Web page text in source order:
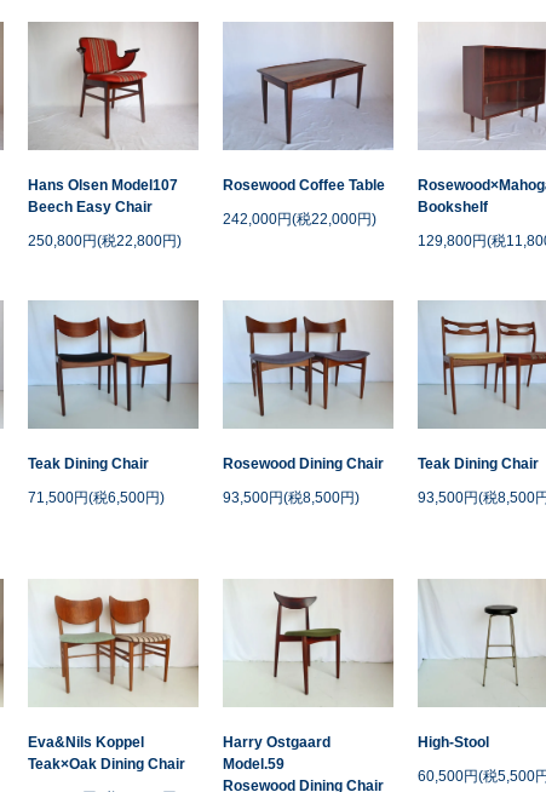
Hans Olsen Model107
Beech Easy Chair
250,800円(税22,800円)
Rosewood Coffee Table
242,000円(税22,000円)
Bookshelf
129,800円(税
Teak Dining Chair
71,500円(税6,500円)
Rosewood Dining Chair
93,500円(税8,500円)
Teak Dining Chair
93,500円(税8,500
Eva&Nils Koppel
Teak×Oak Dining Chair
Harry Ostgaard
Model.59
Rosewood Dining Chair
High-Stool
60,500円(税5,500